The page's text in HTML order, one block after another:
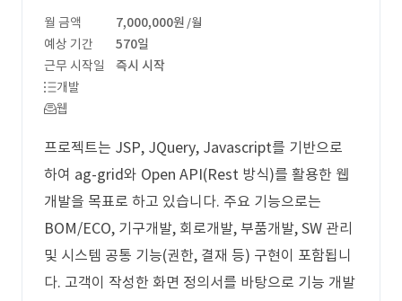
월 금액 7,000,000원 /월
예상 기간
570일
근무 시작일
즉시 시작
개발
웹
프로젝트는 JSP, JQuery, Javascript를 기반으로
하여 ag-grid와 Open API(Rest 방식)를 활용한 웹
개발을 목표로 하고 있습니다. 주요 기능으로는
BOM/ECO, 기구개발, 회로개발, 부품개발, SW 관리
및 시스템 공통 기능(권한, 결재 등) 구현이 포함됩니
다. 고객이 작성한 화면 정의서를 바탕으로 기능 개발